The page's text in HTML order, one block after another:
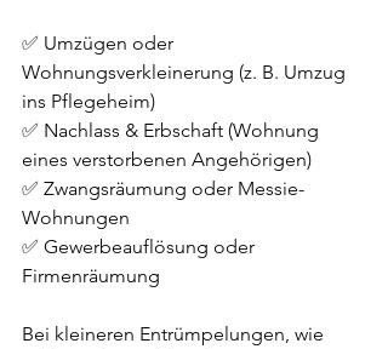
✅ Umzügen oder
Wohnungsverkleinerung (z. B. Umzug
ins Pflegeheim)
✅ Nachlass & Erbschaft (Wohnung
eines verstorbenen Angehörigen)
✅ Zwangsräumung oder Messie-
Wohnungen
✅ Gewerbeauflösung oder
Firmenräumung
Bei kleineren Entrümpelungen, wie